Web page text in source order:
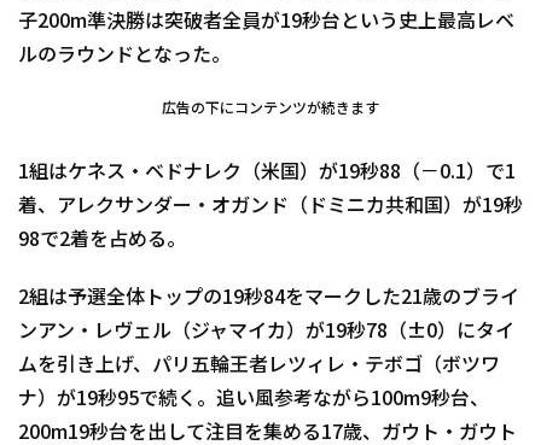
子200m準決勝は突破者全員が19秒台という史上最高レベ
ルのラウンドとなった。
広告の下にコンテンツが続きます
1組はケネス・ベドナレク（米国）が19秒88（－0.1）で1
着、アレクサンダー・オガンド（ドミニカ共和国）が19秒
98で2着を占める。
2組は予選全体トップの19秒84をマークした21歳のブライ
ンアン・レヴェル（ジャマイカ）が19秒78（±0）にタイ
ムを引き上げ、パリ五輪王者レツィレ・テボゴ（ボツワ
ナ）が19秒95で続く。追い風参考ながら100m9秒台、
200m19秒台を出して注目を集める17歳、ガウト・ガウト